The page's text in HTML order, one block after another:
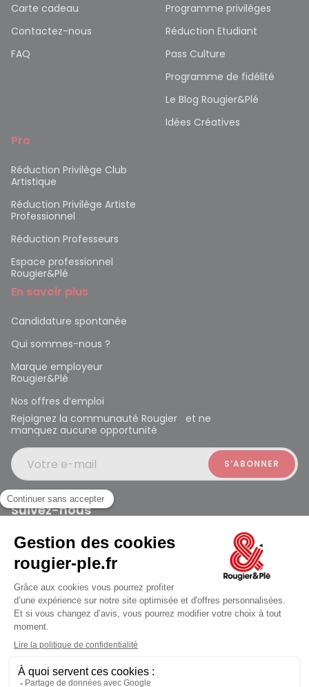
jusqu'au Samedi à 10:00
Carte cadeau
Contactez-nous
FAQ
Programme privilèges
Réduction Etudiant
Pass Culture
Programme de fidélité
Le Blog Rougier&Plé
Idées Créatives
Pro
Réduction Privilège Club
Artistique
Réduction Privilège Artiste
Professionnel
Réduction Professeurs
Espace professionnel
Rougier&Plé
En savoir plus
Candidature spontanée
Qui sommes-nous ?
Marque employeur
Rougier&Plé
Nos offres d’emploi
Rejoignez la communauté Rougier et ne
manquez aucune opportunité
Votre e-mail
Suivez-nous
Rougier et Plé 2024 Copyright
Mentions légales
Conditions générales des ventes